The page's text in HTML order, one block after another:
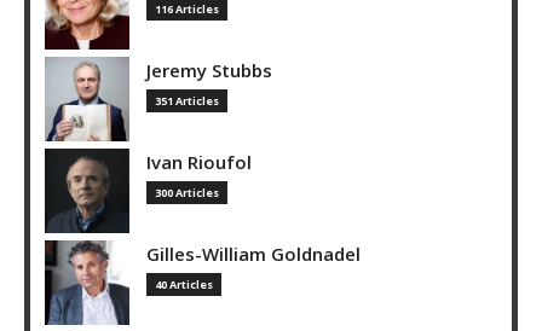
116 Articles
Jeremy Stubbs
351 Articles
Ivan Rioufol
300 Articles
Gilles-William Goldnadel
40 Articles